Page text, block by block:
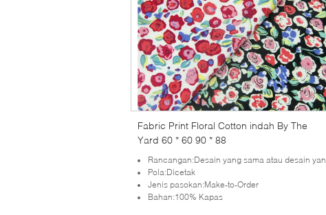
Fabric Print Floral Cotton indah By The
Yard 60 * 60 90 * 88
Rancangan:Desain yang sama atau desain yang baru dikembangkan
Pola:Dicetak
Jenis pasokan:Make-to-Order
Bahan:100% Kapas